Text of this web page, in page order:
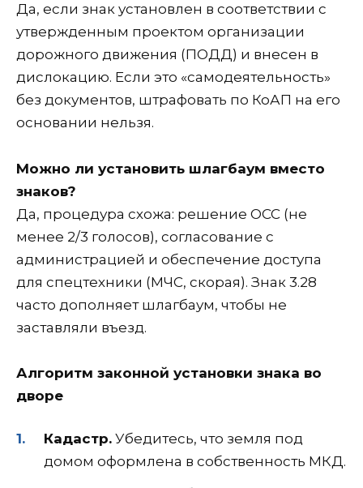
Да, если знак установлен в соответствии с
утвержденным проектом организации
дорожного движения (ПОДД) и внесен в
дислокацию. Если это «самодеятельность»
без документов, штрафовать по КоАП на его
основании нельзя.
Можно ли установить шлагбаум вместо
знаков?
Да, процедура схожа: решение ОСС (не
менее 2/3 голосов), согласование с
администрацией и обеспечение доступа
для спецтехники (МЧС, скорая). Знак 3.28
часто дополняет шлагбаум, чтобы не
заставляли въезд.
Алгоритм законной установки знака во
дворе
Кадастр. Убедитесь, что земля под
домом оформлена в собственность МКД.